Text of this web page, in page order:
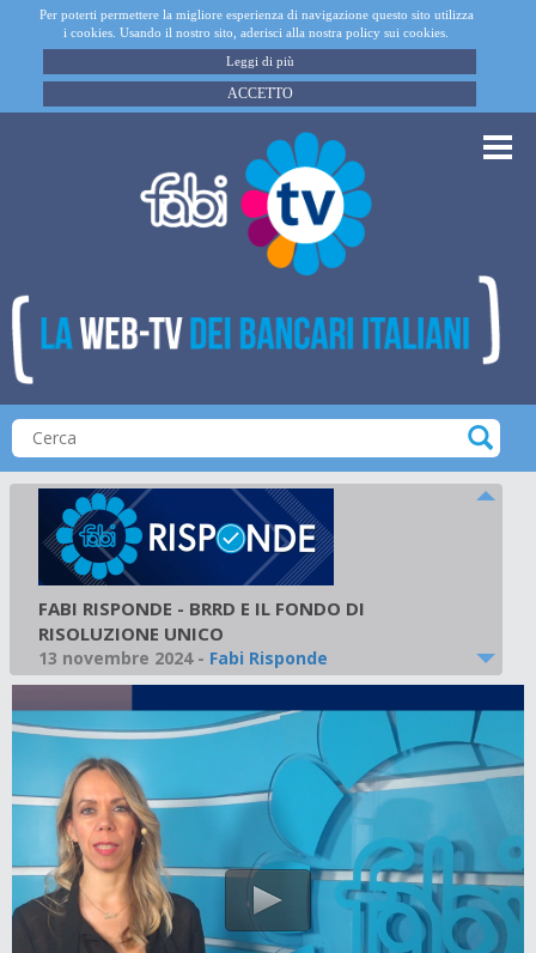
Per poterti permettere la migliore esperienza di navigazione questo sito utilizza
i cookies. Usando il nostro sito, aderisci alla nostra policy sui cookies.
Leggi di più
ACCETTO
FABI RISPONDE - BRRD E IL FONDO DI
RISOLUZIONE UNICO
13 novembre 2024- Fabi Risponde